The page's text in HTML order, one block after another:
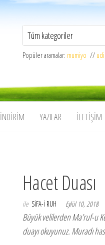
Popüler aramalar: mumiyo //
İNDIRIM YAZILAR İLETIŞIM
Hacet Duası
ile SIFA-I RUH Eylül 10, 2018
Büyük velilerden Ma’ruf-u
duayı okuyunuz. Muradı